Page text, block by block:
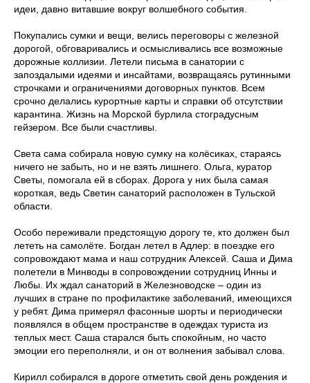
идеи, давно витавшие вокруг волшебного события.
Покупались сумки и вещи, велись переговоры с железной
дорогой, обговаривались и осмысливались все возможные
дорожные коллизии. Летели письма в санатории с
запоздалыми идеями и инсайтами, возвращаясь рутинными
строчками и ограничениями договорных пунктов. Всем
срочно делались курортные карты и справки об отсутствии
карантина. Жизнь на Морской бурлила стоградусным
гейзером. Все были счастливы.
Света сама собирала новую сумку на колёсиках, стараясь
ничего не забыть, но и не взять лишнего. Ольга, куратор
Светы, помогала ей в сборах. Дорога у них была самая
короткая, ведь Светин санаторий расположен в Тульской
области.
Особо переживали предстоящую дорогу те, кто должен был
лететь на самолёте. Богдан летел в Адлер: в поездке его
сопровождают мама и наш сотрудник Алексей. Саша и Дима
полетели в Минводы в сопровождении сотрудниц Инны и
Любы. Их ждал санаторий в Железноводске – один из
лучших в стране по профилактике заболеваний, имеющихся
у ребят. Дима примерял фасонные шорты и периодически
появлялся в общем пространстве в одеждах туриста из
теплых мест. Саша старался быть спокойным, но часто
эмоции его переполняли, и он от волнения забывал слова.
Кирилл собирался в дороге отметить свой день рождения и